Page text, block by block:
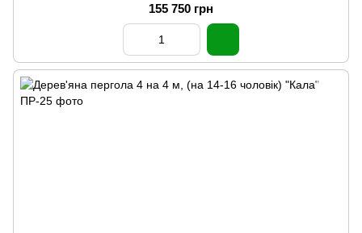
155 750 грн